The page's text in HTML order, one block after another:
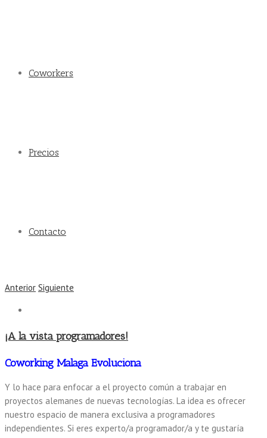
Coworkers
Precios
Contacto
Anterior Siguiente
¡A la vista programadores!
Coworking Malaga Evoluciona
Y lo hace para enfocar a el proyecto común a trabajar en
proyectos alemanes de nuevas tecnologías. La idea es ofrecer
nuestro espacio de manera exclusiva a programadores
independientes. Si eres experto/a programador/a y te gustaría